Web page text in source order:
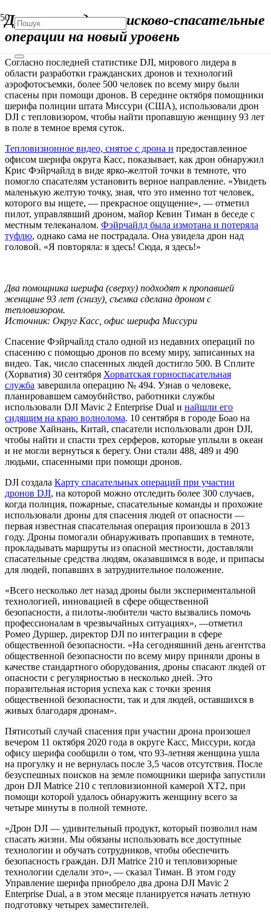
Дроны выводят поисково-спасательные
операции на новый уровень
Согласно последней статистике DJI, мирового лидера в
области разработки гражданских дронов и технологий
аэрофотосъемки, более 500 человек по всему миру были
спасены при помощи дронов. В середине октября помощники
шерифа полиции штата Миссури (США), использовали дрон
DJI с тепловизором, чтобы найти пропавшую женщину 93 лет
в поле в темное время суток.
Тепловизионное видео, снятое с дрона и предоставленное
офисом шерифа округа Касс, показывает, как дрон обнаружил
Крис Фэйрчайлд в виде ярко-желтой точки в темноте, что
помогло спасателям установить верное направление. «Увидеть
маленькую желтую точку, зная, что это именно тот человек,
которого вы ищете, — прекрасное ощущение», — отметил
пилот, управлявший дроном, майор Кевин Тиман в беседе с
местным телеканалом. Фэйрчайлд была измотана и потеряла
туфлю, однако сама не пострадала. Она увидела дрон над
головой. «Я повторяла: я здесь! Сюда, я здесь!»
Два помощника шерифа (сверху) подходят к пропавшей
женщине 93 лет (снизу), съемка сделана дроном с
тепловизором.
Источник: Округ Касс, офис шерифа Миссури
Спасение Фэйрчайлд стало одной из недавних операций по
спасению с помощью дронов по всему миру, записанных на
видео. Так, число спасенных людей достигло 500. В Сплите
(Хорватия) 30 сентября Хорватская горноспасательная
служба завершила операцию № 494. Узнав о человеке,
планировавшем самоубийство, работники службы
использовали DJI Mavic 2 Enterprise Dual и найшли его
сидящим на краю волнолома. 10 сентября в городе Боао на
острове Хайнань, Китай, спасатели использовали дрон DJI,
чтобы найти и спасти трех серферов, которые уплыли в океан
и не могли вернуться к берегу. Они стали 488, 489 и 490
людьми, спасенными при помощи дронов.
DJI создала Карту спасательных операций при участии
дронов DJI, на которой можно отследить более 300 случаев,
когда полиция, пожарные, спасательные команды и прохожие
использовали дроны для спасения людей от опасности —
первая известная спасательная операция произошла в 2013
году. Дроны помогали обнаруживать пропавших в темноте,
прокладывать маршруты из опасной местности, доставляли
спасательные средства людям, оказавшимся в воде, и припасы
для людей, попавших в затруднительное положение.
«Всего несколько лет назад дроны были экспериментальной
технологией, инновацией в сфере общественной
безопасности, а пилоты-любители часто вызвались помочь
профессионалам в чрезвычайных ситуациях», —отметил
Ромео Дуршер, директор DJI по интеграции в сфере
общественной безопасности. «На сегодняшний день агентства
общественной безопасности по всему миру приняли дроны в
качестве стандартного оборудования, дроны спасают людей от
опасности с регулярностью в несколько дней. Это
поразительная история успеха как с точки зрения
общественной безопасности, так и для людей, оставшихся в
живых благодаря дронам».
Пятисотый случай спасения при участии дрона произошел
вечером 11 октября 2020 года в округе Касс, Миссури, когда
офису шерифа сообщили о том, что 93-летняя женщина ушла
на прогулку и не вернулась после 3,5 часов отсутствия. После
безуспешных поисков на земле помощники шерифа запустили
дрон DJI Matrice 210 с тепловизионной камерой XT2, при
помощи которой удалось обнаружить женщину всего за
четыре минуты в полной темноте.
«Дрон DJI — удивительный продукт, который позволил нам
спасать жизни. Мы обязаны использовать все доступные
технологии и обучать сотрудников, чтобы обеспечить
безопасность граждан. DJI Matrice 210 и тепловизорные
технологии сделали это», — сказал Тиман. В этом году
Управление шерифа приобрело два дрона DJI Mavic 2
Enterprise Dual, а в этом месяце планируется начать летную
подготовку четырех заместителей.